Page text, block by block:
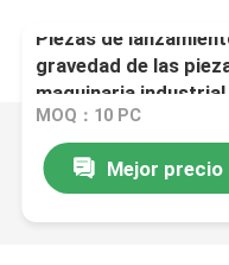
Piezas de
gravedad de las
maquinaria industrial
MOQ：10 PC
Mejor precio